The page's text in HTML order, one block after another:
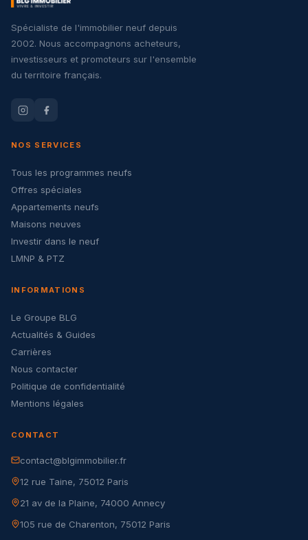
Spécialiste de l'immobilier neuf depuis
2002. Nous accompagnons acheteurs,
investisseurs et promoteurs sur l'ensemble
du territoire français.
NOS SERVICES
Tous les programmes neufs
Offres spéciales
Appartements neufs
Maisons neuves
Investir dans le neuf
LMNP & PTZ
INFORMATIONS
Le Groupe BLG
Actualités & Guides
Carrières
Nous contacter
Politique de confidentialité
Mentions légales
CONTACT
contact@blgimmobilier.fr
12 rue Taine, 75012 Paris
21 av de la Plaine, 74000 Annecy
105 rue de Charenton, 75012 Paris